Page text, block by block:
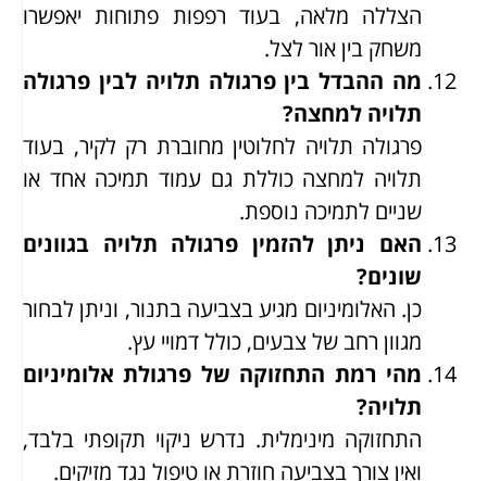
הצללה מלאה, בעוד רפפות פתוחות יאפשרו
משחק בין אור לצל.
מה ההבדל בין פרגולה תלויה לבין פרגולה
תלויה למחצה?
פרגולה תלויה לחלוטין מחוברת רק לקיר, בעוד
תלויה למחצה כוללת גם עמוד תמיכה אחד או
שניים לתמיכה נוספת.
האם ניתן להזמין פרגולה תלויה בגוונים
שונים?
כן. האלומיניום מגיע בצביעה בתנור, וניתן לבחור
מגוון רחב של צבעים, כולל דמויי עץ.
מהי רמת התחזוקה של פרגולת אלומיניום
תלויה?
התחזוקה מינימלית. נדרש ניקוי תקופתי בלבד,
ואין צורך בצביעה חוזרת או טיפול נגד מזיקים.